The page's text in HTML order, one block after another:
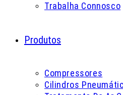
Trabalha Connosco
Produtos
Compressores
Cilindros